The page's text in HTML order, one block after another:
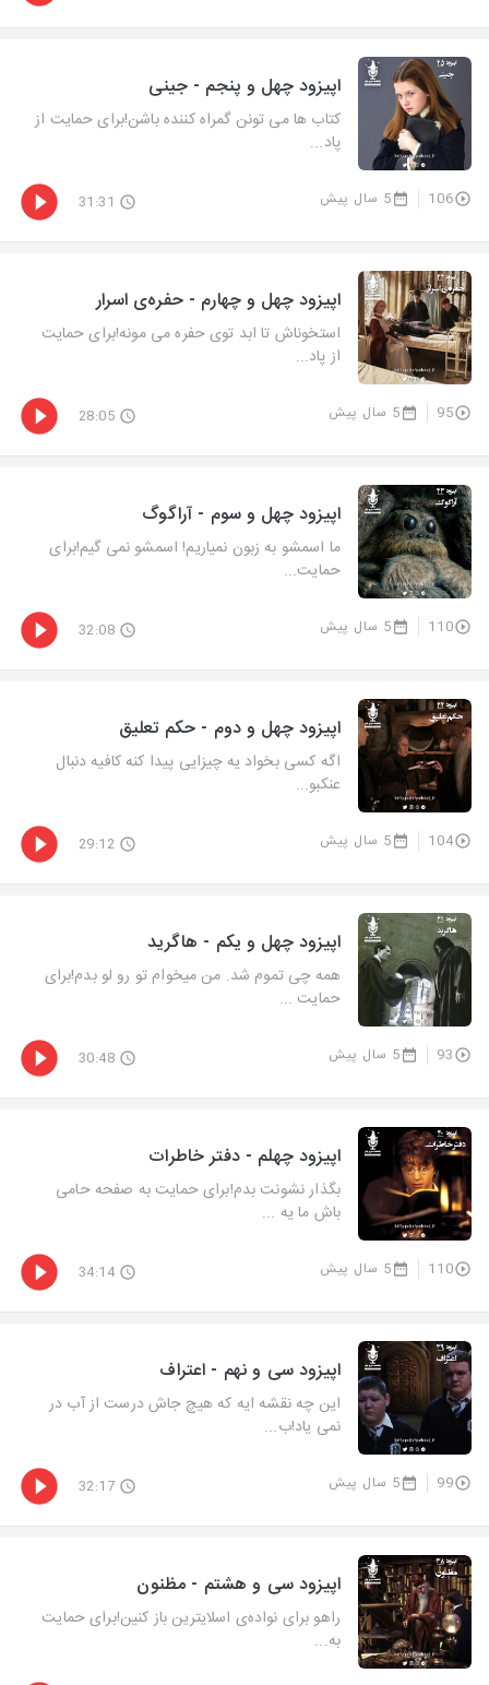
اپیزود چهل و پنجم - جینی
کتاب ها می تونن گمراه کننده باشن!برای حمایت از
پاد...
106 5 سال پیش 31:31
اپیزود چهل و چهارم - حفره‌ی اسرار
استخوناش تا ابد توی حفره می مونه!برای حمایت
از پاد...
95 5 سال پیش 28:05
اپیزود چهل و سوم - آراگوگ
ما اسمشو به زبون نمیاریم! اسمشو نمی گیم!برای
حمایت...
110 5 سال پیش 32:08
اپیزود چهل و دوم - حکم تعلیق
اگه کسی بخواد یه چیزایی پیدا کنه کافیه دنبال
عنکبو...
104 5 سال پیش 29:12
اپیزود چهل و یکم - هاگرید
همه چی تموم شد. من میخوام تو رو لو بدم!برای
حمایت ...
93 5 سال پیش 30:48
اپیزود چهلم - دفتر خاطرات
بگذار نشونت بدم!برای حمایت به صفحه حامی
باش ما یه ...
110 5 سال پیش 34:14
اپیزود سی و نهم - اعتراف
این چه نقشه ایه که هیچ جاش درست از آب در
نمی یاد!ب...
99 5 سال پیش 32:17
اپیزود سی و هشتم - مظنون
راهو برای نواده‌ی اسلایترین باز کنین!برای حمایت
به...